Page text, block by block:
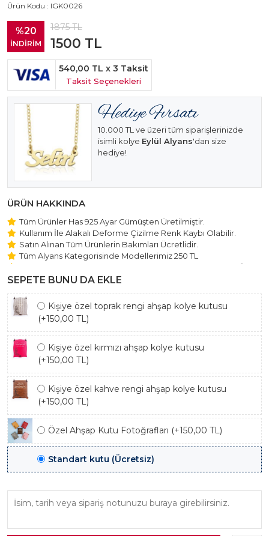
Ürün Kodu : IGK0026
%20
İNDİRİM
1875TL
1500 TL
540,00 TL x 3 Taksit
Taksit Seçenekleri
10.000 TL ve üzeri tüm siparişlerinizde
isimli kolye Eylül Alyans'dan size
hediye!
ÜRÜN HAKKINDA
Tüm Ürünler Has 925 Ayar Gümüşten Üretilmiştir.
Kullanım İle Alakalı Deforme Çizilme Renk Kaybı Olabilir.
Satın Alınan Tüm Ürünlerin Bakımları Ücretlidir.
Tüm Alyans Kategorisinde Modellerimiz 250 TL
Beştaş Tektaş Kolye ve Bileklik Modellerimiz 150 TL Sabit Ücret
ile Hareket Edilmektedir.
SEPETE BUNU DA EKLE
Kişiye özel toprak rengi ahşap kolye kutusu
(+150,00 TL)
Kişiye özel kırmızı ahşap kolye kutusu
(+150,00 TL)
Kişiye özel kahve rengi ahşap kolye kutusu
(+150,00 TL)
Özel Ahşap Kutu Fotoğrafları (+150,00 TL)
Standart kutu (Ücretsiz)